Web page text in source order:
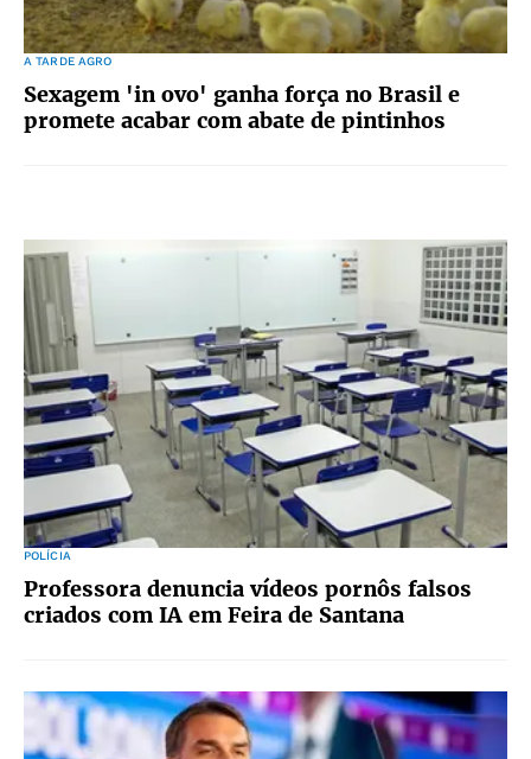
A TARDE AGRO
Sexagem 'in ovo' ganha força no Brasil e
promete acabar com abate de pintinhos
POLÍCIA
Professora denuncia vídeos pornôs falsos
criados com IA em Feira de Santana